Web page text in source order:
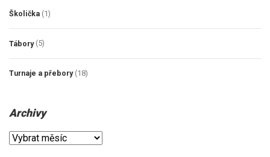
Školička (1)
Tábory(5)
Turnaje a přebory(18)
Archivy
Archivy